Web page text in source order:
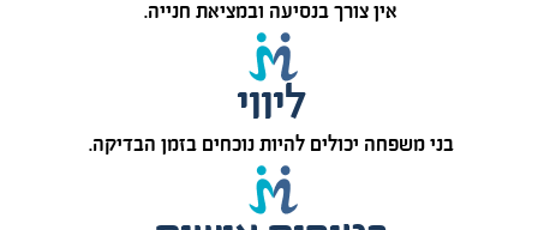
אין צורך בנסיעה ובמציאת חנייה.
ליווי
בני משפחה יכולים להיות נוכחים בזמן הבדיקה.